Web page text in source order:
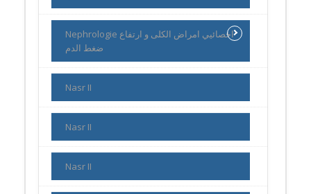
Nephrologie اخصائيي امراض الكلى و ارتفاع
ضغط الدم
Nasr II
Nasr II
Nasr II